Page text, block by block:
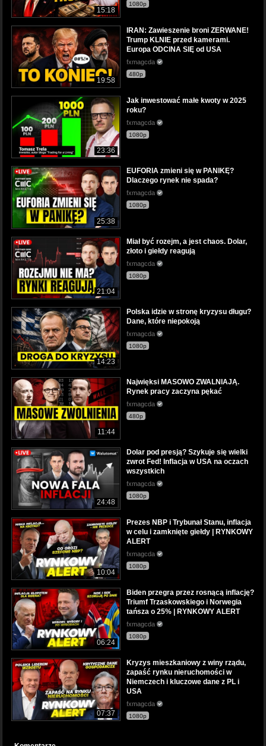
15:18
1080p
19:58
IRAN: Zawieszenie broni ZERWANE!
Trump KLNIE przed kamerami.
Europa ODCINA SIĘ od USA
fxmagcda
480p
23:36
Jak inwestować małe kwoty w 2025
roku?
fxmagcda
1080p
25:38
EUFORIA zmieni się w PANIKĘ?
Dlaczego rynek nie spada?
fxmagcda
1080p
21:04
Miał być rozejm, a jest chaos. Dolar,
złoto i giełdy reagują
fxmagcda
1080p
14:23
Polska idzie w stronę kryzysu długu?
Dane, które niepokoją
fxmagcda
1080p
11:44
Najwięksi MASOWO ZWALNIAJĄ.
Rynek pracy zaczyna pękać
fxmagcda
480p
24:48
Dolar pod presją? Szykuje się wielki
zwrot Fed! Inflacja w USA na oczach
wszystkich
fxmagcda
1080p
10:04
Prezes NBP i Trybunał Stanu, inflacja
w celu i zamknięte giełdy | RYNKOWY
ALERT
fxmagcda
1080p
06:24
Biden przegra przez rosnącą inflację?
Triumf Trzaskowskiego i Norwegia
tańsza o 25% | RYNKOWY ALERT
fxmagcda
1080p
07:37
Kryzys mieszkaniowy z winy rządu,
zapaść rynku nieruchomości w
Niemczech i kluczowe dane z PL i
USA
fxmagcda
1080p